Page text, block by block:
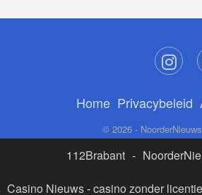
Home Privacybeleid
© 2026 -
112Brabant -
Casino Nieuws-casino zonder licentie